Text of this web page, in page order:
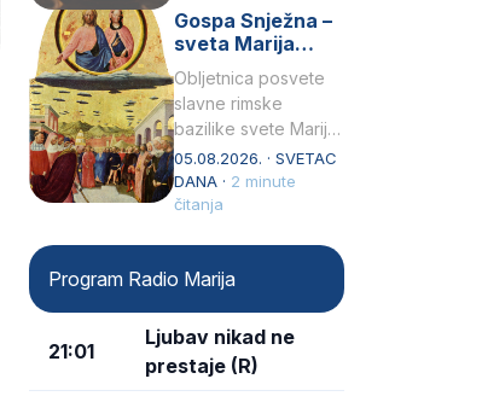
sličnim životinjamai
mučeni mnoštvom
Gospa Snježna –
sveta Marija
Velika, zaštitnica
rimske bazilike
Obljetnica posvete
slavne rimske
bazilike svete Marije
Velike (Santa Maria
Maggiore) u narodu
se slavi kao Gospa
05.08.2026. · SVETAC
DANA · 2 minute
čitanja
Program Radio Marija
21:01
Ljubav nikad ne
prestaje (R)